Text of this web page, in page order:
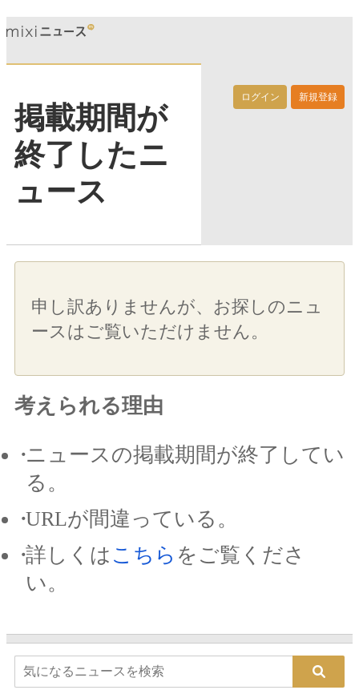
ログイン 新規登録
掲載期間が
終了したニ
ュース
申し訳ありませんが、お探しのニュ
ースはご覧いただけません。
考えられる理由
ニュースの掲載期間が終了してい
る。
URLが間違っている。
詳しくは こちら をご覧くださ
い。